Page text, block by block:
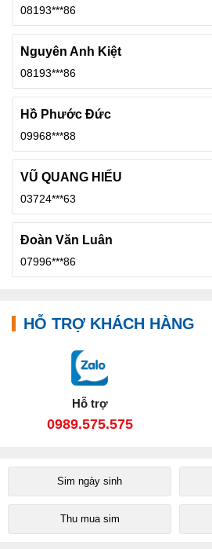
08193***86
Nguyên Anh Kiệt
08193***86
Hồ Phước Đức
09968***88
VŨ QUANG HIẾU
03724***63
Đoàn Văn Luân
07996***86
HỖ TRỢ KHÁCH HÀNG
Hỗ trợ
0989.575.575
Sim ngày sinh
Thu mua sim